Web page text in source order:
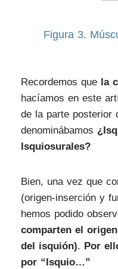
Figura 3.
Recordemos que la
hacíamos en este
de la parte posterior
denominábamos
Isquiosurales?
Bien, una vez que
(origen-inserción y
hemos podido
comparten el
del isquión). Por
por “Isquio…”